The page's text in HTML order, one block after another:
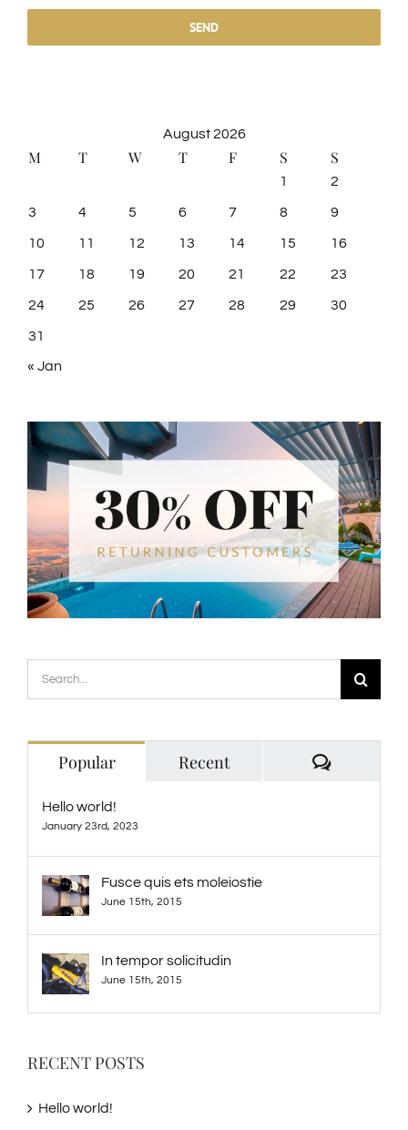
SEND
August 2026
M T W T F S S
1 2
3 4 5 6 7 8 9
10 11 12 13 14 15 16
17 18 19 20 21 22 23
24 25 26 27 28 29 30
31
« Jan
Search
for:
Popular Recent
Hello world!
January 23rd, 2023
Fusce quis ets moleiostie
June 15th, 2015
In tempor solicitudin
June 15th, 2015
RECENT POSTS
Hello world!